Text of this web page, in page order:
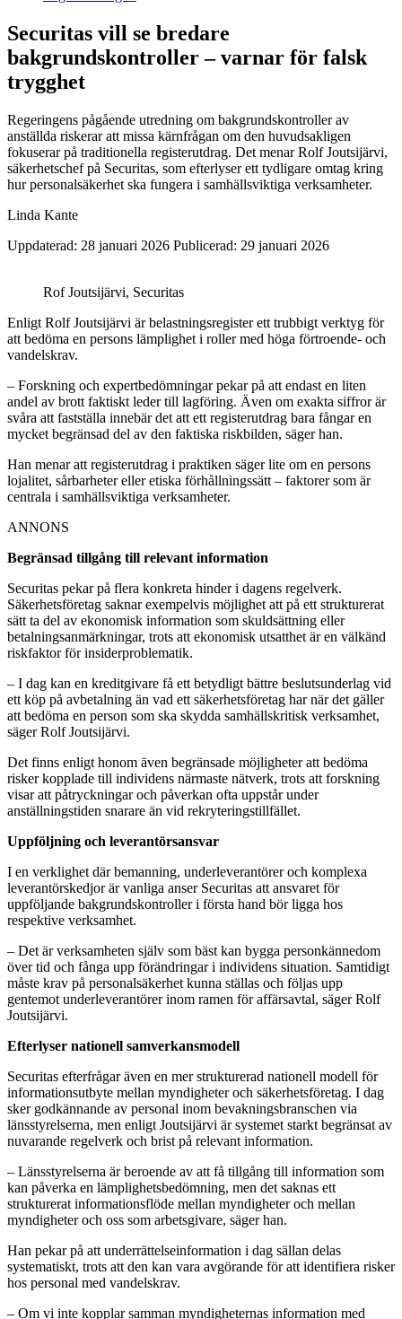
Securitas vill se bredare
bakgrundskontroller – varnar för falsk
trygghet
Regeringens pågående utredning om bakgrundskontroller av
anställda riskerar att missa kärnfrågan om den huvudsakligen
fokuserar på traditionella registerutdrag. Det menar Rolf Joutsijärvi,
säkerhetschef på Securitas, som efterlyser ett tydligare omtag kring
hur personalsäkerhet ska fungera i samhällsviktiga verksamheter.
Linda Kante
Uppdaterad: 28 januari 2026 Publicerad: 29 januari 2026
Rof Joutsijärvi, Securitas
Enligt Rolf Joutsijärvi är belastningsregister ett trubbigt verktyg för
att bedöma en persons lämplighet i roller med höga förtroende- och
vandelskrav.
– Forskning och expertbedömningar pekar på att endast en liten
andel av brott faktiskt leder till lagföring. Även om exakta siffror är
svåra att fastställa innebär det att ett registerutdrag bara fångar en
mycket begränsad del av den faktiska riskbilden, säger han.
Han menar att registerutdrag i praktiken säger lite om en persons
lojalitet, sårbarheter eller etiska förhållningssätt – faktorer som är
centrala i samhällsviktiga verksamheter.
ANNONS
Begränsad tillgång till relevant information
Securitas pekar på flera konkreta hinder i dagens regelverk.
Säkerhetsföretag saknar exempelvis möjlighet att på ett strukturerat
sätt ta del av ekonomisk information som skuldsättning eller
betalningsanmärkningar, trots att ekonomisk utsatthet är en välkänd
riskfaktor för insiderproblematik.
– I dag kan en kreditgivare få ett betydligt bättre beslutsunderlag vid
ett köp på avbetalning än vad ett säkerhetsföretag har när det gäller
att bedöma en person som ska skydda samhällskritisk verksamhet,
säger Rolf Joutsijärvi.
Det finns enligt honom även begränsade möjligheter att bedöma
risker kopplade till individens närmaste nätverk, trots att forskning
visar att påtryckningar och påverkan ofta uppstår under
anställningstiden snarare än vid rekryteringstillfället.
Uppföljning och leverantörsansvar
I en verklighet där bemanning, underleverantörer och komplexa
leverantörskedjor är vanliga anser Securitas att ansvaret för
uppföljande bakgrundskontroller i första hand bör ligga hos
respektive verksamhet.
– Det är verksamheten själv som bäst kan bygga personkännedom
över tid och fånga upp förändringar i individens situation. Samtidigt
måste krav på personalsäkerhet kunna ställas och följas upp
gentemot underleverantörer inom ramen för affärsavtal, säger Rolf
Joutsijärvi.
Efterlyser nationell samverkansmodell
Securitas efterfrågar även en mer strukturerad nationell modell för
informationsutbyte mellan myndigheter och säkerhetsföretag. I dag
sker godkännande av personal inom bevakningsbranschen via
länsstyrelserna, men enligt Joutsijärvi är systemet starkt begränsat av
nuvarande regelverk och brist på relevant information.
– Länsstyrelserna är beroende av att få tillgång till information som
kan påverka en lämplighetsbedömning, men det saknas ett
strukturerat informationsflöde mellan myndigheter och mellan
myndigheter och oss som arbetsgivare, säger han.
Han pekar på att underrättelseinformation i dag sällan delas
systematiskt, trots att den kan vara avgörande för att identifiera risker
hos personal med vandelskrav.
– Om vi inte kopplar samman myndigheternas information med